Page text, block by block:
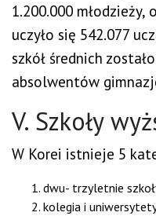
1.200.000
uczyło się 542.077
szkół średnich
absolwentów
V. Szkoły
W Korei istnieje 5
dwu- trzyletnie
kolegia i